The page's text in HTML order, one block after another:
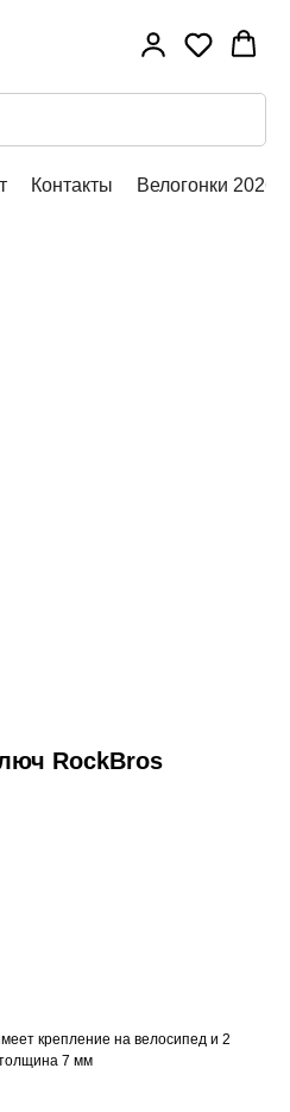
Контакты Велогонки 2026
RockBros
крепление на велосипед и 2
7 мм